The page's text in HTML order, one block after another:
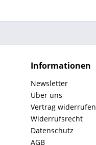
Informationen
Newsletter
Über uns
Vertrag widerrufen
Widerrufsrecht
Datenschutz
AGB